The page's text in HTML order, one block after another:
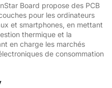
Board propose des PCB
pour les ordinateurs
et smartphones, en mettant
thermique et la
en charge les marchés
de consommation